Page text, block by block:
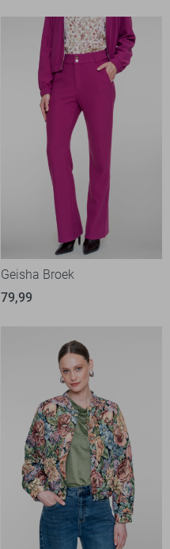
Geisha Broek
79,99